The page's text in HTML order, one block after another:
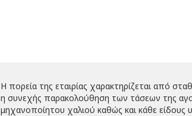
Η πορεία της εταιρίας χαρακτηρίζεται από
η συνεχής παρακολούθηση των τάσεων της
μηχανοποίητου χαλιού καθώς και κάθε